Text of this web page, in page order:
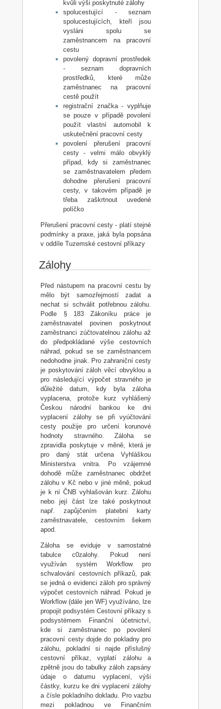
kvůli výši poskytnuté zálohy
spolucestující - seznam
spolucestujících, kteří jsou
vysláni spolu se
zaměstnancem na pracovní
cestu
povolený dopravní prostředek
- seznam dopravních
prostředků, které může
zaměstnanec na pracovní
cestě použít
registrační značka - vyplňuje
se pouze v případě povolení
použít vlastní automobil k
uskutečnění pracovní cesty
povolení přerušení pracovní
cesty - velmi málo obvyklý
případ, kdy si zaměstnanec
se zaměstnavatelem předem
dohodne přerušení pracovní
cesty, v takovém případě je
třeba zaškrtnout uvedené
políčko
Přerušení pracovní cesty - platí stejné
podmínky a praxe, jaká byla popsána
v oddíle Tuzemské cestovní příkazy
Zálohy
Před nástupem na pracovní cestu by
mělo být samozřejmostí zadat a
nechat si schválit potřebnou zálohu.
Podle § 183 Zákoníku práce je
zaměstnavatel povinen poskytnout
zaměstnanci zúčtovatelnou zálohu až
do předpokládané výše cestovních
náhrad, pokud se se zaměstnancem
nedohodne jinak. Pro zahraniční cesty
je poskytování záloh věcí obvyklou a
pro následující výpočet stravného je
důležité datum, kdy byla záloha
vyplacena, protože kurz vyhlášený
Českou národní bankou ke dni
vyplacení zálohy se při vyúčtování
cesty použije pro určení korunové
hodnoty stravného. Záloha se
zpravidla poskytuje v měně, která je
pro daný stát určena Vyhláškou
Ministerstva vnitra. Po vzájemné
dohodě může zaměstnanec obdržet
zálohu v Kč nebo v jiné měně, pokud
je k ní ČNB vyhlašován kurz. Zálohu
nebo její část lze také poskytnout
např. zapůjčením platební karty
zaměstnavatele, cestovním šekem
apod.
Záloha se eviduje v samostatné
tabulce c0zalohy. Pokud není
využíván systém Workflow pro
schvalování cestovních příkazů, pak
se jedná o evidenci záloh pro správný
výpočet cestovních náhrad. Pokud je
Workflow (dále jen WF) využíváno, lze
propojit podsystém Cestovní příkazy s
podsystémem Finanční účetnictví,
kde si zaměstnanec po povolení
pracovní cesty dojde do pokladny pro
zálohu, pokladní si najde příslušný
cestovní příkaz, vyplatí zálohu a
zpětně jsou do tabulky záloh zapsány
údaje o datumu vyplacení, výši
částky, kurzu ke dni vyplacení zálohy
a čísle pokladního dokladu. Pro vazbu
mezi pokladnou ve Finančním